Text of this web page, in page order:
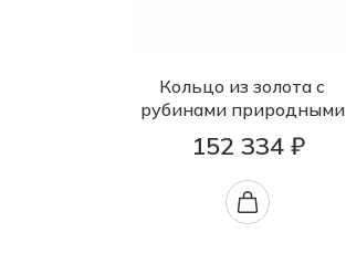
Кольцо из золота с
рубинами природными
152 334 ₽